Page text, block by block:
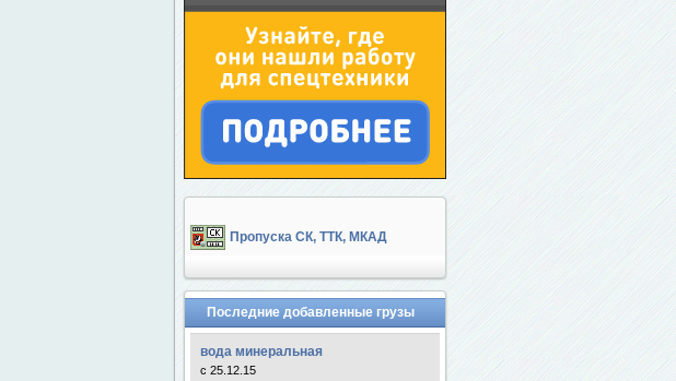
Пропуска СК, ТТК, МКАД
Последние добавленные грузы
вода минеральная
с 25.12.15